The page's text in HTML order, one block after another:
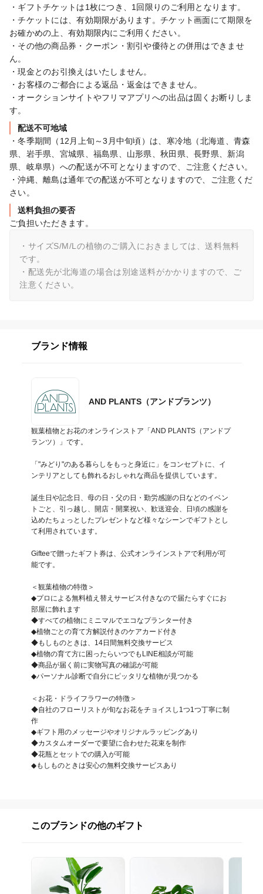
・ギフトチケットは1枚につき、1回限りのご利用となります。
・チケットには、有効期限があります。チケット画面にて期限を
お確かめの上、有効期限内にご利用ください。
・その他の商品券・クーポン・割引や優待との併用はできませ
ん。
・現金とのお引換えはいたしません。
・お客様のご都合による返品・返金はできません。
・オークションサイトやフリマアプリへの出品は固くお断りしま
す。
配送不可地域
・冬季期間（12月上旬～3月中旬頃）は、寒冷地（北海道、青森
県、岩手県、宮城県、福島県、山形県、秋田県、長野県、新潟
県、岐阜県）への配送が不可となりますので、ご注意ください。
・沖縄、離島は通年での配送が不可となりますので、ご注意くだ
さい。
送料負担の要否
ご負担いただきます。
・サイズS/M/Lの植物のご購入におきましては、送料無料
です。
・配送先が北海道の場合は別途送料がかかりますので、ご
注意ください。
ブランド情報
AND PLANTS（アンドプランツ）
観葉植物とお花のオンラインストア「AND PLANTS（アンドプ
ランツ）」です。
「"みどり"のある暮らしをもっと身近に」をコンセプトに、イ
ンテリアとしても飾れるおしゃれな商品を提供しています。
誕生日や記念日、母の日・父の日・勤労感謝の日などのイベン
トごと、引っ越し、開店・開業祝い、歓送迎会、日頃の感謝を
込めたちょっとしたプレゼントなど様々なシーンでギフトとし
て利用されています。
Gifteeで贈ったギフト券は、公式オンラインストアで利用が可
能です。
＜観葉植物の特徴＞
◆プロによる無料植え替えサービス付きなので届たらすぐにお
部屋に飾れます
◆すべての植物にミニマルでエコなプランター付き
◆植物ごとの育て方解説付きのケアカード付き
◆もしものときは、14日間無料交換サービス
◆植物の育て方に困ったらいつでもLINE相談が可能
◆商品が届く前に実物写真の確認が可能
◆パーソナル診断で自分にピッタリな植物が見つかる
＜お花・ドライフラワーの特徴＞
◆自社のフローリストが旬なお花をチョイスし1つ1つ丁寧に制
作
◆ギフト用のメッセージやオリジナルラッピングあり
◆カスタムオーダーで要望に合わせた花束を制作
◆花瓶とセットでの購入が可能
◆もしものときは安心の無料交換サービスあり
このブランドの他のギフト